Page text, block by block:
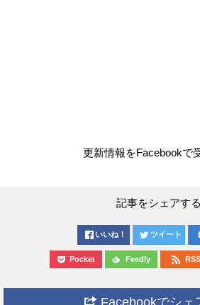
更新情報をFacebookで
記事をシェアする
いいね！ ツイート
Pocket Feedly RSS